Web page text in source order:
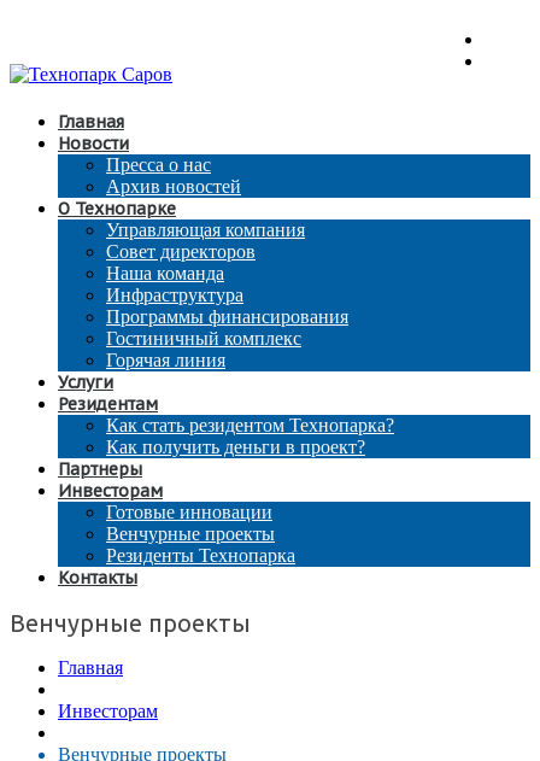
Главная
Новости
Пресса о нас
Архив новостей
О Технопарке
Управляющая компания
Совет директоров
Наша команда
Инфраструктура
Программы финансирования
Гостиничный комплекс
Горячая линия
Услуги
Резидентам
Как стать резидентом Технопарка?
Как получить деньги в проект?
Партнеры
Инвесторам
Готовые инновации
Венчурные проекты
Резиденты Технопарка
Контакты
Венчурные проекты
Главная
Инвесторам
Венчурные проекты